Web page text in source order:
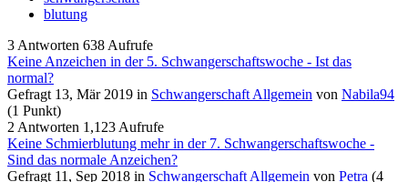
blutung
3 Antworten 638 Aufrufe
Keine Anzeichen in der 5. Schwangerschaftswoche - Ist das
normal?
Gefragt 13, Mär 2019 in Schwangerschaft Allgemein von Nabila94
(1 Punkt)
2 Antworten 1,123 Aufrufe
Keine Schmierblutung mehr in der 7. Schwangerschaftswoche -
Sind das normale Anzeichen?
Gefragt 11, Sep 2018 in Schwangerschaft Allgemein von Petra (4